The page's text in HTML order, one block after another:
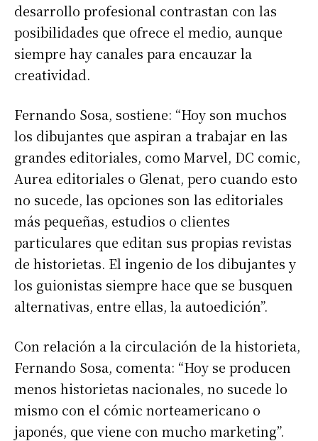
desarrollo profesional contrastan con las
posibilidades que ofrece el medio, aunque
siempre hay canales para encauzar la
creatividad.
Fernando Sosa, sostiene: “Hoy son muchos
los dibujantes que aspiran a trabajar en las
grandes editoriales, como Marvel, DC comic,
Aurea editoriales o Glenat, pero cuando esto
no sucede, las opciones son las editoriales
más pequeñas, estudios o clientes
particulares que editan sus propias revistas
de historietas. El ingenio de los dibujantes y
los guionistas siempre hace que se busquen
alternativas, entre ellas, la autoedición”.
Con relación a la circulación de la historieta,
Fernando Sosa, comenta: “Hoy se producen
menos historietas nacionales, no sucede lo
mismo con el cómic norteamericano o
japonés, que viene con mucho marketing”.